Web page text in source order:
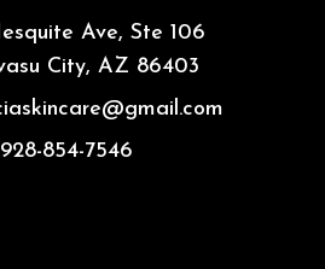
Ave, Ste 106
City, AZ 86403
928-854-7546